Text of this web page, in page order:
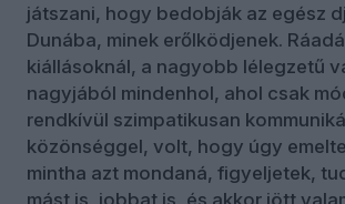
játszani, hogy bedobják az egész
Dunába, minek erőlködjenek.
kiállásoknál, a nagyobb lélegzetű
nagyjából mindenhol, ahol csak
rendkívül szimpatikusan
közönséggel, volt, hogy úgy
mintha azt mondaná, figyeljetek,